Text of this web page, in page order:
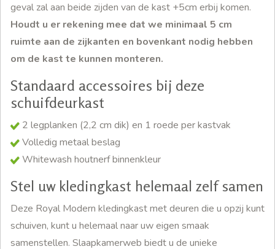
geval zal aan beide zijden van de kast +5cm erbij komen.
Houdt u er rekening mee dat we minimaal 5 cm
ruimte aan de zijkanten en bovenkant nodig hebben
om de kast te kunnen monteren.
Standaard accessoires bij deze
schuifdeurkast
2 legplanken (2,2 cm dik) en 1 roede per kastvak
Volledig metaal beslag
Whitewash houtnerf binnenkleur
Stel uw kledingkast helemaal zelf samen
Deze Royal Modern kledingkast met deuren die u opzij kunt
schuiven, kunt u helemaal naar uw eigen smaak
samenstellen. Slaapkamerweb biedt u de unieke